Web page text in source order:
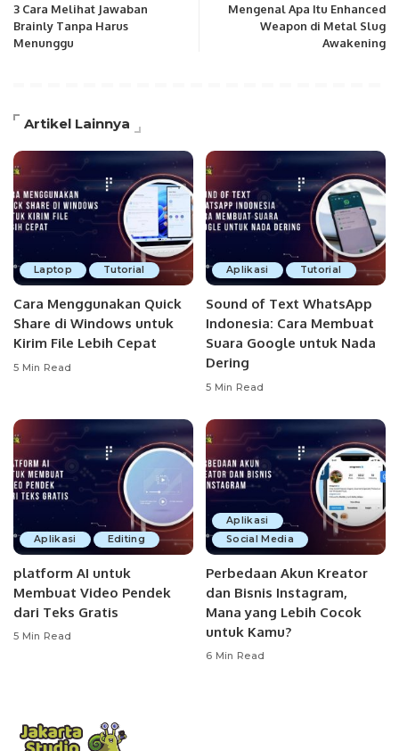
3 Cara Melihat Jawaban
Brainly Tanpa Harus
Menunggu
Mengenal Apa Itu Enhanced
Weapon di Metal Slug
Awakening
Artikel Lainnya
Laptop Tutorial
Cara Menggunakan Quick
Share di Windows untuk
Kirim File Lebih Cepat
5 Min Read
Aplikasi Tutorial
Sound of Text WhatsApp
Indonesia: Cara Membuat
Suara Google untuk Nada
Dering
5 Min Read
Aplikasi Editing
platform AI untuk
Membuat Video Pendek
dari Teks Gratis
5 Min Read
Aplikasi
Social Media
Perbedaan Akun Kreator
dan Bisnis Instagram,
Mana yang Lebih Cocok
untuk Kamu?
6 Min Read